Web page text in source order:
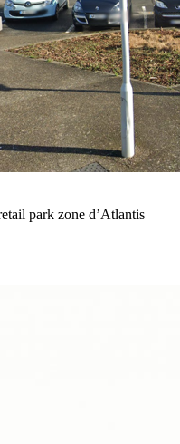
park zone d’Atlantis